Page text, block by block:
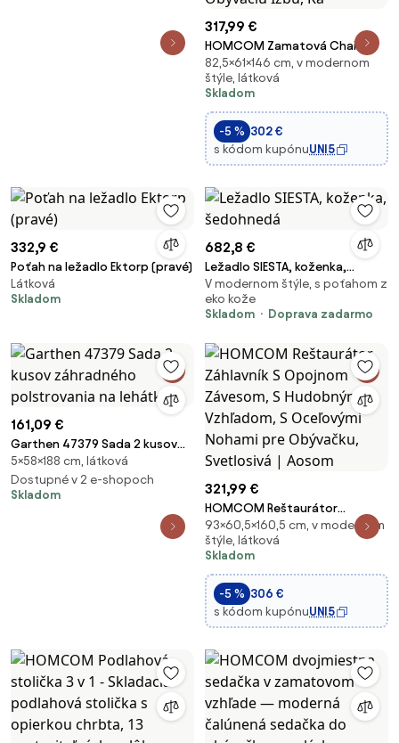
317,99 €
HOMCOM Zamatová Chaise
Longue s Ľavým Podrúčnikom a
Vankúšom, Čalúnená Pohovka,
Chaise Longue Kreslo so
Pevnými Drevenými Nohami pre
Obývaciu Izbu, Ka
82,5×61×146 cm, v modernom
štýle, látková
Skladom
-5 % 302 €
s kódom kupónuUNI5
332,9 €
Poťah na ležadlo Ektorp (pravé)
Látková
Skladom
682,8 €
Ležadlo SIESTA, koženka,
šedohnedá
V modernom štýle, s poťahom z
eko kože
Skladom
Doprava zadarmo
161,09 €
Garthen 47379 Sada 2 kusov
záhradného polstrovania na
lehátko
5×58×188 cm, látková
Dostupné v 2 e-shopoch
Skladom
321,99 €
HOMCOM Reštaurátor
Záhlavník S Opojnom Závesom,
S Hudobným Vzhľadom, S
Oceľovými Nohami pre
Obývačku, Svetlosivá | Aosom
93×60,5×160,5 cm, v modernom
štýle, látková
Skladom
-5 % 306 €
s kódom kupónuUNI5